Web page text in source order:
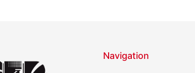
Navigation